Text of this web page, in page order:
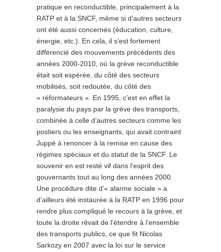
pratique en reconductible, principalement à la
RATP et à la SNCF, même si d’autres secteurs
ont été aussi concernés (éducation, culture,
énergie, etc.). En cela, il s’est fortement
différencié des mouvements précédents des
années 2000-2010, où la grève reconductible
était soit espérée, du côté des secteurs
mobilisés, soit redoutée, du côté des
« réformateurs ». En 1995, c’est en effet la
paralysie du pays par la grève des transports,
combinée à celle d’autres secteurs comme les
postiers ou les enseignants, qui avait contraint
Juppé à renoncer à la remise en cause des
régimes spéciaux et du statut de la SNCF. Le
souvenir en est resté vif dans l’esprit des
gouvernants tout au long des années 2000.
Une procédure dite d’« alarme sociale » a
d’ailleurs été instaurée à la RATP en 1996 pour
rendre plus compliqué le recours à la grève, et
toute la droite rêvait de l’étendre à l’ensemble
des transports publics, ce que fit Nicolas
Sarkozy en 2007 avec la loi sur le service